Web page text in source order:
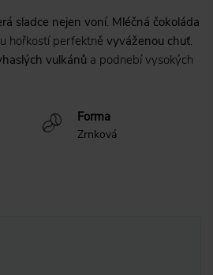
sladce nejen voní. Mléčná čokoláda
hořkostí perfektně vyváženou chuť.
vulkánů a podnebí vysokých
Forma
Zrnková